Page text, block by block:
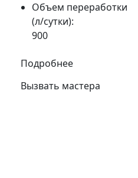
Объем переработки
(л/сутки):
900
Подробнее
Вызвать мастера